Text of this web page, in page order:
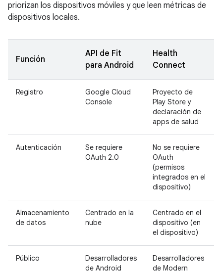
priorizan los dispositivos móviles y que leen métricas de
dispositivos locales.
Función
API de Fit
para Android
Health
Connect
Registro
Google Cloud
Console
Proyecto de
Play Store y
declaración de
apps de salud
Autenticación
Se requiere
OAuth 2.0
No se requiere
OAuth
(permisos
integrados en el
dispositivo)
Almacenamiento
de datos
Centrado en la
nube
Centrado en el
dispositivo (en
el dispositivo)
Público
Desarrolladores
de Android
Desarrolladores
de Modern